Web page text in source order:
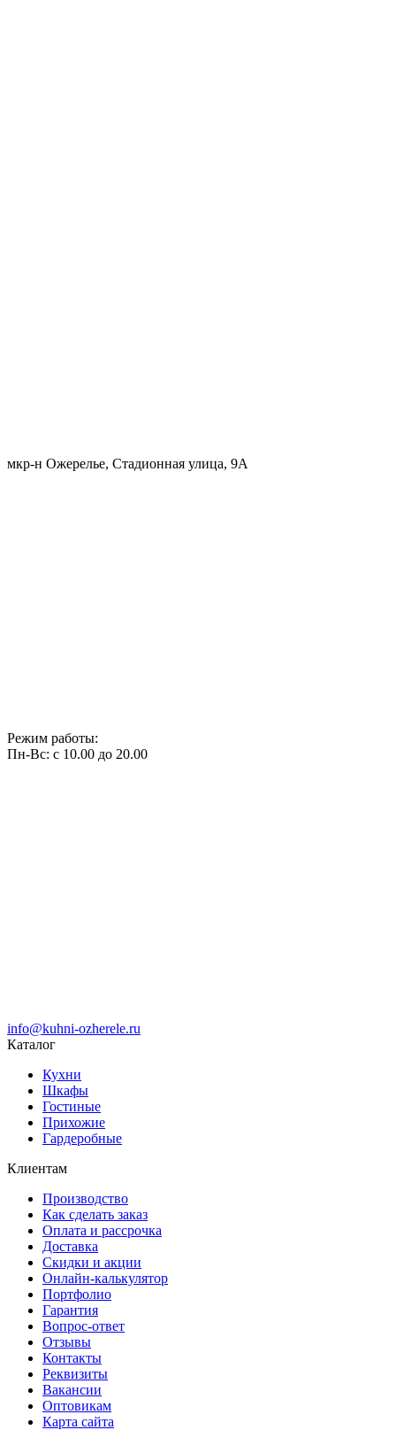
мкр-н Ожерелье, Стадионная улица, 9А
Режим работы:
Пн-Вс: с 10.00 до 20.00
info@kuhni-ozherele.ru
Каталог
Кухни
Шкафы
Гостиные
Прихожие
Гардеробные
Клиентам
Производство
Как сделать заказ
Оплата и рассрочка
Доставка
Скидки и акции
Онлайн-калькулятор
Портфолио
Гарантия
Вопрос-ответ
Отзывы
Контакты
Реквизиты
Вакансии
Оптовикам
Карта сайта